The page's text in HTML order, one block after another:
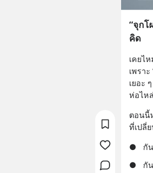
“จุกโ
คิด
เคยไ
เพรา
เยอะ
ห่อไห
ตอนนี้
ที่เปลี่
●
กั
●
กั